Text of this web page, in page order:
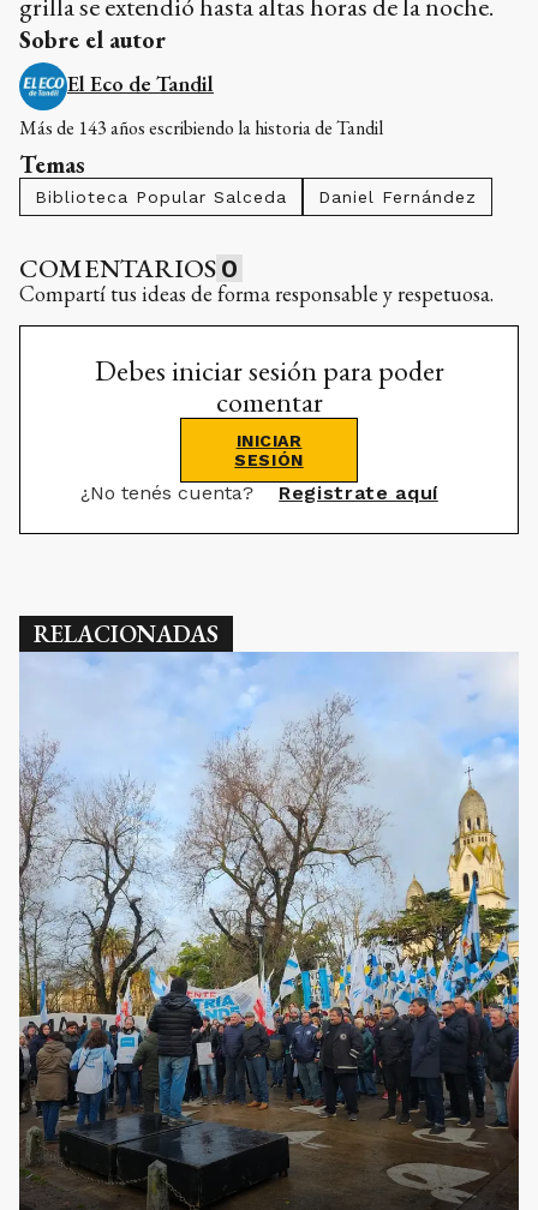
Temas
Biblioteca Popular Salceda
COMENTARIOS0
Compartí tus ideas de forma responsable y respetuosa.
comentar
¿No tenés cuenta? Registrate aquí
RELACIONADAS